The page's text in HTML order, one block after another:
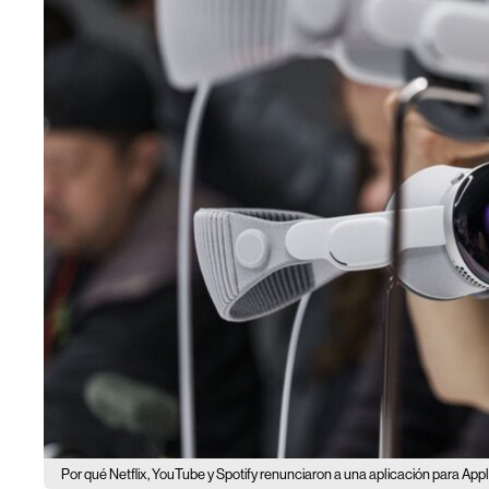
Por qué Netflix, YouTube y Spotify renunciaron a una aplicación para